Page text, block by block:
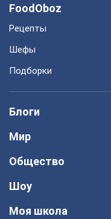
FoodOboz
Рецепты
Шефы
Подборки
Блоги
Мир
Общество
Шоу
Моя школа